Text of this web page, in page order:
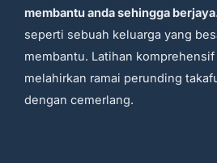
membantu anda sehingga
seperti sebuah keluarga yang
membantu. Latihan
melahirkan ramai perunding
dengan cemerlang.